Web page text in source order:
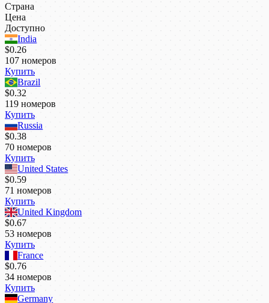
Страна
Цена
Доступно
India
$0.26
107 номеров
Купить
Brazil
$0.32
119 номеров
Купить
Russia
$0.38
70 номеров
Купить
United States
$0.59
71 номеров
Купить
United Kingdom
$0.67
53 номеров
Купить
France
$0.76
34 номеров
Купить
Germany